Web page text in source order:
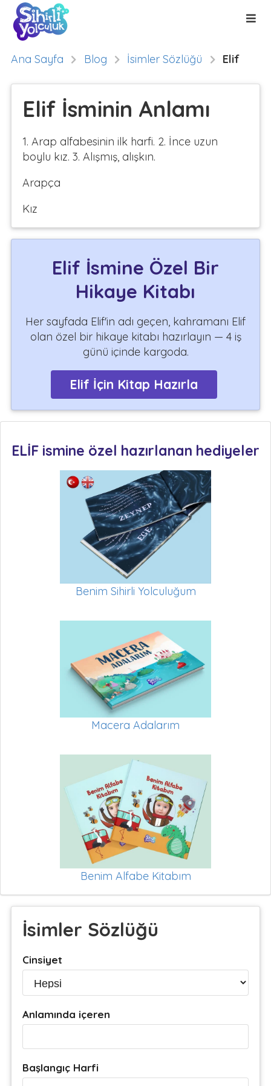
Ana Sayfa Blog İsimler Sözlüğü Elif
Elif İsminin Anlamı
1. Arap alfabesinin ilk harfi. 2. İnce uzun
boylu kız. 3. Alışmış, alışkın.
Arapça
Kız
Elif İsmine Özel Bir
Hikaye Kitabı
Her sayfada Elif'in adı geçen, kahramanı Elif
olan özel bir hikaye kitabı hazırlayın — 4 iş
günü içinde kargoda.
Elif İçin Kitap Hazırla
ELİF ismine özel hazırlanan hediyeler
Benim Sihirli Yolculuğum
Macera Adalarım
Benim Alfabe Kitabım
İsimler Sözlüğü
Cinsiyet
Anlamında içeren
Başlangıç Harfi